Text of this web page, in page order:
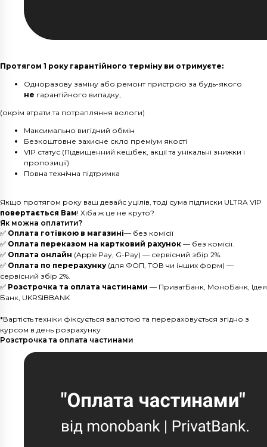
Протягом 1 року гарантійного терміну ви отримуєте:
Одноразову заміну або ремонт пристрою за будь-якого
не гарантійного випадку,
(окрім втрати та потрапляння вологи)
Максимально вигідний обмін
Безкоштовне захисне скло преміум якості
VIP статус (Підвищенний кешбек, акції та унікальні знижки і
пропозиції)
Повна технічна підтримка
Якщо протягом року ваш девайс уцілів, тоді сума підписки ULTRA VIP
повертається Вам! Хіба ж це не круто?
Як можна оплатити?
✅ Оплата готівкою в магазині— без комісії
✅ Оплата переказом на картковий рахунок — без комісії.
✅ Оплата онлайн (Apple Pay, G-Pay) — сервісний збір 2%.
✅ Оплата по перерахунку (для ФОП, ТОВ чи інших форм) —
сервісний збір 2%.
✅ Розстрочка та оплата частинами — ПриватБанк, МоноБанк, Ідея
Банк, UKRSIBBANK
*Вартість техніки фіксується валютою та перераховується згідно з
курсом в день розрахунку
Розстрочка та оплата частинами